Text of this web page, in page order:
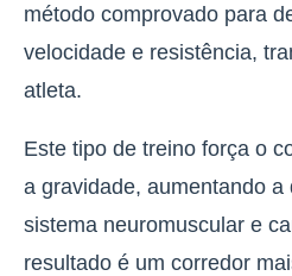
método comprovado para
velocidade e resistência,
atleta.
Este tipo de treino força o
a gravidade, aumentando a
sistema neuromuscular e
resultado é um corredor